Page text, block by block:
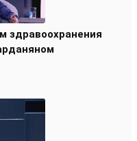
здравоохранения